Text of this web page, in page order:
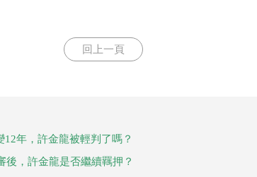
回上一頁
12年，許金龍被輕判了嗎？
後，許金龍是否繼續羈押？